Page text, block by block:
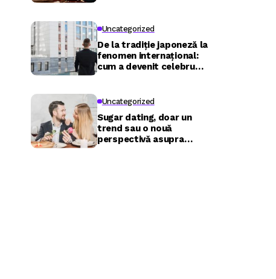
Uncategorized
De la tradiție japoneză la
fenomen internațional:
cum a devenit celebru
Uncategorized
Sugar dating, doar un
trend sau o nouă
perspectivă asupra